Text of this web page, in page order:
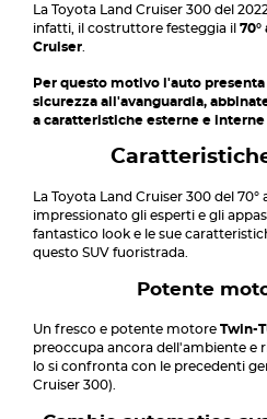
La Toyota Land Cruiser 300 del
infatti, il costruttore festeggia il 70°
Cruiser
Per questo motivo l'auto
sicurezza all'avanguardia,
a caratteristiche esterne e
La Toyota Land Cruiser 300 del
impressionato gli esperti e gli
fantastico look e le sue
questo SUV fuoristrada.
Potente
Un fresco e potente motore Twin-
preoccupa ancora dell'ambiente e
lo si confronta con le precedenti
Cruiser 300).